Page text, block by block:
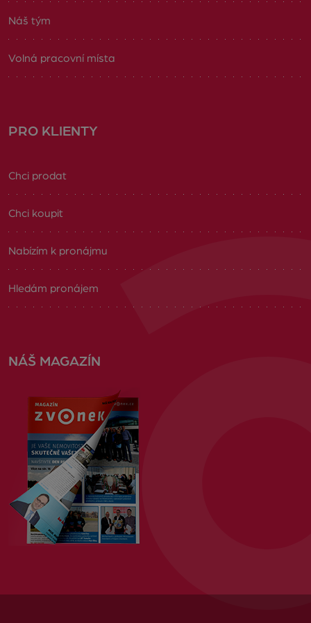
Náš tým
Volná pracovní místa
PRO KLIENTY
Chci prodat
Chci koupit
Nabízím k pronájmu
Hledám pronájem
NÁŠ MAGAZÍN